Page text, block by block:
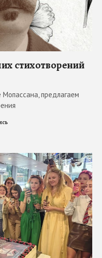
стихотворений
предлагаем